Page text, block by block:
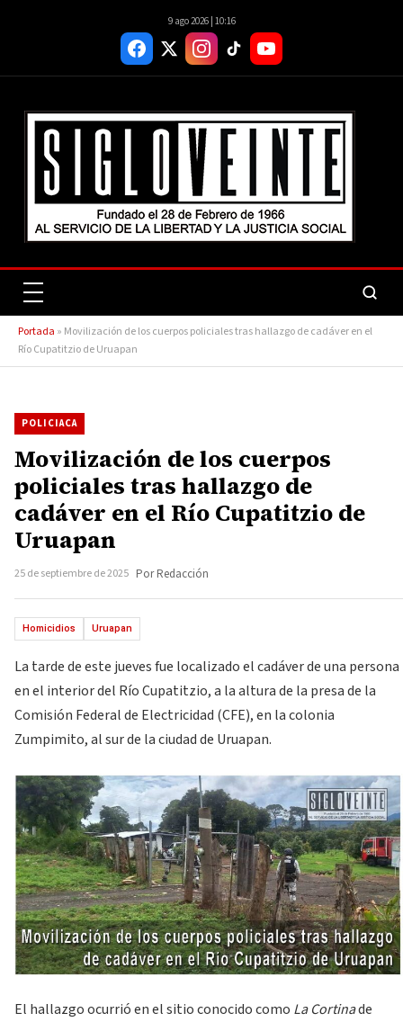
9 ago 2026 | 10:16
Portada » Movilización de los cuerpos policiales tras hallazgo de cadáver en el
Río Cupatitzio de Uruapan
POLICIACA
Movilización de los cuerpos
policiales tras hallazgo de
cadáver en el Río Cupatitzio de
Uruapan
25 de septiembre de 2025 Por Redacción
Homicidios Uruapan
La tarde de este jueves fue localizado el cadáver de una persona
en el interior del Río Cupatitzio, a la altura de la presa de la
Comisión Federal de Electricidad (CFE), en la colonia
Zumpimito, al sur de la ciudad de Uruapan.
El hallazgo ocurrió en el sitio conocido como La Cortinade